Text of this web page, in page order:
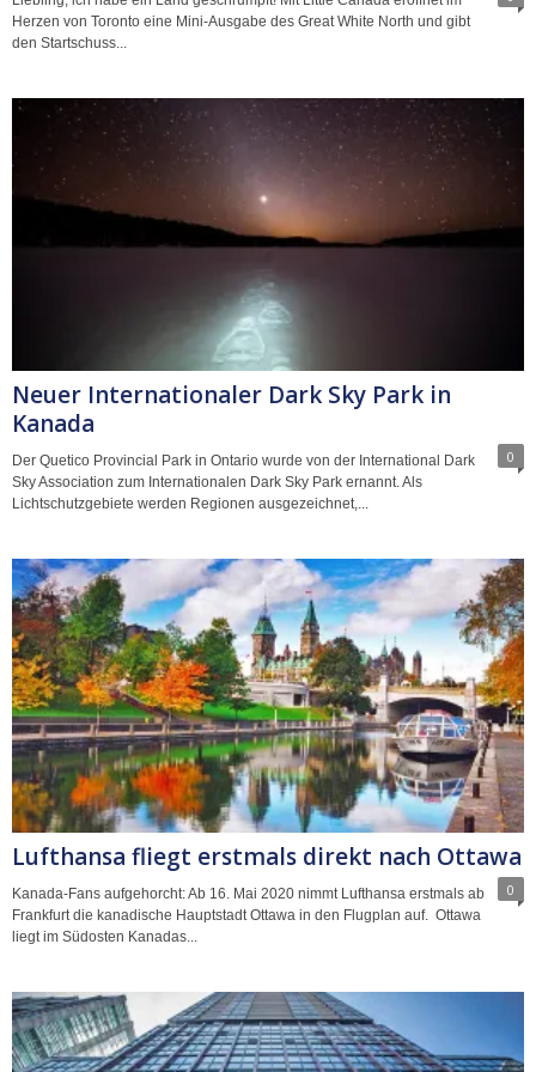
Herzen von Toronto eine Mini-Ausgabe des Great White North und gibt
den Startschuss...
Neuer Internationaler Dark Sky Park in
Kanada
0
Der Quetico Provincial Park in Ontario wurde von der International Dark
Sky Association zum Internationalen Dark Sky Park ernannt. Als
Lichtschutzgebiete werden Regionen ausgezeichnet,...
Lufthansa fliegt erstmals direkt nach Ottawa
0
Kanada-Fans aufgehorcht: Ab 16. Mai 2020 nimmt Lufthansa erstmals ab
Frankfurt die kanadische Hauptstadt Ottawa in den Flugplan auf. Ottawa
liegt im Südosten Kanadas...